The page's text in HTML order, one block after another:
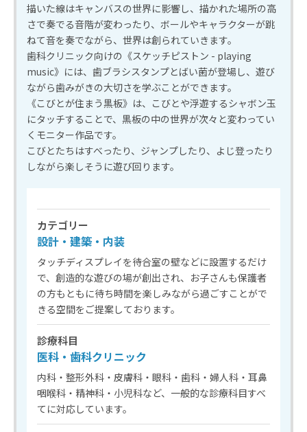
描いた線はキャンバスの世界に影響し、描かれた場所の高
さで奏でる音階が変わったり、ボールやキャラクターが跳
ねて音を奏でながら、世界は創られていきます。
歯科クリニック向けの《スケッチピストン - playing
music》には、歯ブラシスタンプとばい菌が登場し、遊び
ながら歯みがきの大切さを学ぶことができます。
《こびとが住まう黒板》は、こびとや浮遊するシャボン玉
にタッチすることで、黒板の中の世界が次々と変わってい
くモニター作品です。
こびとたちはすべったり、ジャンプしたり、よじ登ったり
しながら楽しそうに遊び回ります。
カテゴリー
設計・建築・内装
タッチディスプレイを待合室の壁などに設置するだけ
で、創造的な遊びの場が創出され、お子さんも保護者
の方もともに待ち時間を楽しみながら過ごすことがで
きる空間をご提案しております。
診療科目
医科・歯科クリニック
内科・整形外科・皮膚科・眼科・歯科・婦人科・耳鼻
咽喉科・精神科・小児科など、一般的な診療科目すべ
てに対応しています。